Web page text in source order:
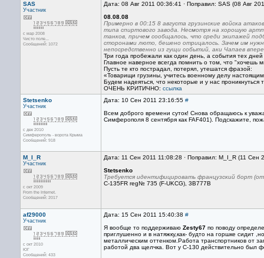
SAS
Участник
с мар 2008
Чисто поле...
Сообщений: 1072
Дата: 08 Авг 2011 00:36:41 · Поправил: SAS (08 Авг
08.08.08
Примерно в 00:15 8 августа грузинские войска
типа спиртового завода. Несмотря на хорошую
танков, причем сообщалось, что среди экипажей
сторонами люто, бешено отрицалось. Зачем им
непосредственно из гущи событий, аки Чапаев
Три года пробежали как один день, а события тех
Главное наверное всегда помнить о том, что "хочешь
Пусть те кто пострадал, потерял, утешатся фразой:
«Товарищи грузины, учитесь военному делу
Будем надеяться, что некоторые и у нас
ОЧЕНЬ КРИТИЧНО: ссылка
Stetsenko
Участник
с дек 2010
Симферополь - ворота Крыма
Сообщений: 918
Дата: 10 Сен 2011 23:16:55 #
Всем доброго времени суток! Снова обращаюсь к
Симферополя 8 сентября как FAF401). Подскажите,
M_I_R
Участник
с окт 2009
From the Internet.
Сообщений: 2017
Дата: 11 Сен 2011 11:08:28 · Поправил: M_I_R (11 Сен
Stetsenko
Требуется идентифицировать французский борт
C-135FR reg№ 735 (F-UKCG), 3B777B
af29000
Участник
с окт 2010
ЮГ
Сообщений: 433
Дата: 15 Сен 2011 15:40:38 #
Я вообще то поддерживаю Zesty67 по поводу
приглушенно и в натяжку,как- будто на горшке сидит
металлическим оттенком.Работа транспортников от
работой два щелчка. Вот у С-130 действительно был